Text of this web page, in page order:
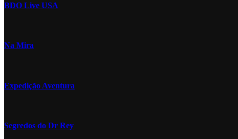
BDO Live USA
Na Mira
Expedição Aventura
Segredos do Dr Rey